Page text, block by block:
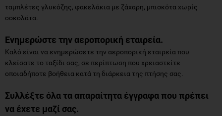
ταμπλέτες γλυκόζης, φακελάκια με ζάχαρη, μπισκότα χωρίς
σοκολάτα.
Ενημερώστε την αεροπορική εταιρεία.
Καλό είναι να ενημερώσετε την αεροπορική εταιρεία που
κλείσατε το ταξίδι σας, σε περίπτωση που χρειαστείτε
οποιαδήποτε βοήθεια κατά τη διάρκεια της πτήσης σας.
Συλλέξτε όλα τα απαραίτητα έγγραφα που πρέπει
να έχετε μαζί σας.